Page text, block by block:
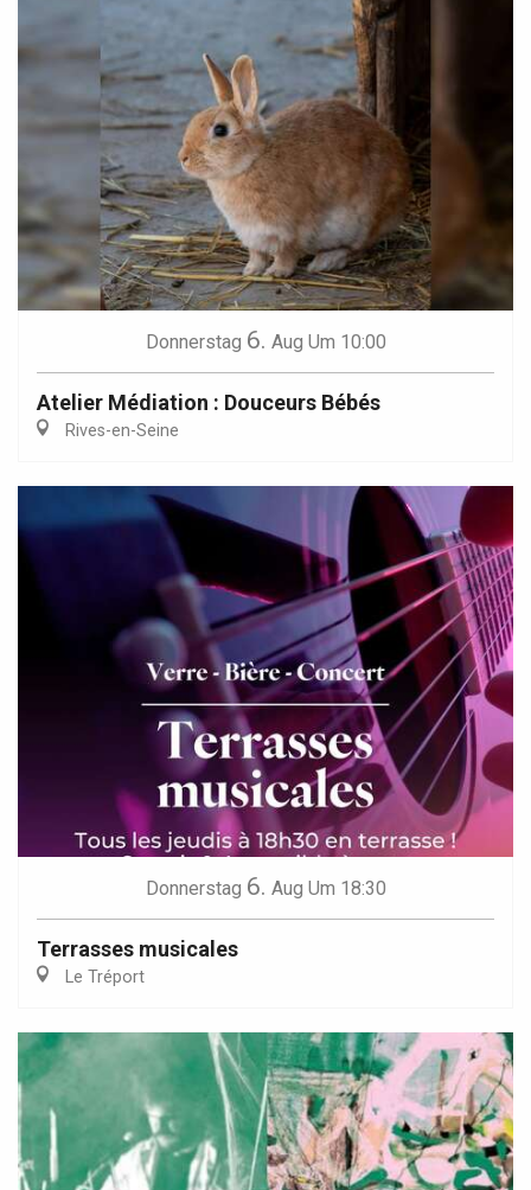
Donnerstag 6. Aug Um 10:00
Atelier Médiation : Douceurs Bébés
Rives-en-Seine
Donnerstag 6. Aug Um 18:30
Terrasses musicales
Le Tréport